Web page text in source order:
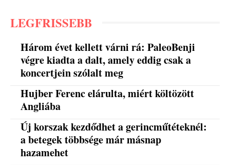
LEGFRISSEBB
Három évet kellett várni rá: PaleoBenji
végre kiadta a dalt, amely eddig csak a
koncertjein szólalt meg
Hujber Ferenc elárulta, miért költözött
Angliába
Új korszak kezdődhet a gerincműtéteknél:
a betegek többsége már másnap
hazamehet